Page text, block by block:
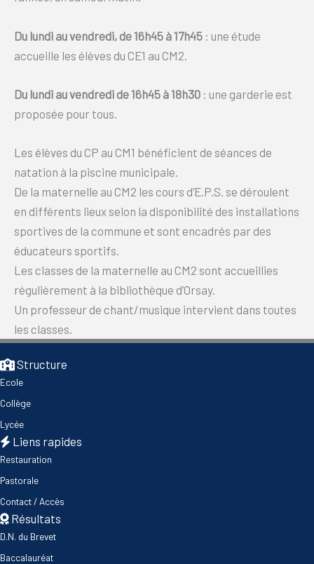
Du lundi au vendredi, de 16h45 à 17h45 : une étude
accueille les élèves du CE1 au CM2.
Du lundi au vendredi de 16h45 à 18h30 : une garderie est
proposée pour tous.
Les élèves du CP au CM1 bénéficient de séances de
natation à la piscine municipale.
De la maternelle au CM2 les cours d’E.P.S. se déroulent
en différents lieux selon la disponibilité des installations
sportives de la commune et sont encadrés par des
éducateurs sportifs.
Les classes de la maternelle au CM2 sont accueillies
régulièrement à la bibliothèque d’Orsay.
Un professeur de chant/musique intervient dans toutes
les classes.
Structure
Ecole
Collège
Lycée
Liens rapides
Restauration
Pastorale
Contact / Accès
Résultats
D.N. du Brevet
Baccalauréat